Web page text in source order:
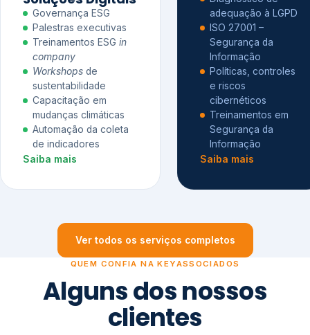
Governança ESG
Palestras executivas
Treinamentos ESG in
company
Workshops de
sustentabilidade
Capacitação em
mudanças climáticas
Automação da coleta
de indicadores
Saiba mais
adequação à LGPD
ISO 27001 –
Segurança da
Informação
Políticas, controles
e riscos
cibernéticos
Treinamentos em
Segurança da
Informação
Saiba mais
Ver todos os serviços completos
QUEM CONFIA NA KEYASSOCIADOS
Alguns dos nossos
clientes